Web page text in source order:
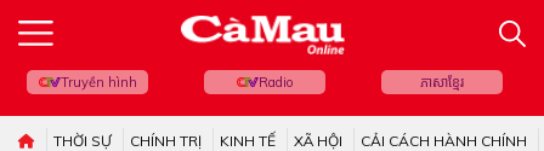
Truyền hình Radio ភាសាខ្មែរ
THỜI SỰ CHÍNH TRỊ KINH TẾ XÃ HỘI CẢI CÁCH HÀNH CHÍNH